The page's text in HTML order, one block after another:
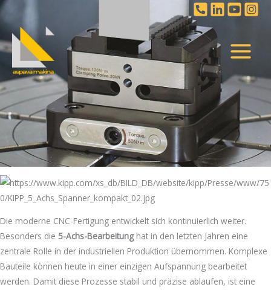
İçeriğe
atla
Die moderne CNC-Fertigung entwickelt sich kontinuierlich weiter.
Besonders die 5-Achs-Bearbeitunghat in den letzten Jahren eine
zentrale Rolle in der industriellen Produktion übernommen. Komplexe
Bauteile können heute in einer einzigen Aufspannung bearbeitet
werden. Damit diese Prozesse stabil und präzise ablaufen, ist eine